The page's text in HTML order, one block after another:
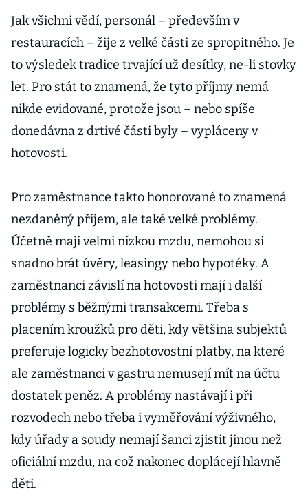
Jak všichni vědí, personál – především v
restauracích – žije z velké části ze spropitného. Je
to výsledek tradice trvající už desítky, ne-li stovky
let. Pro stát to znamená, že tyto příjmy nemá
nikde evidované, protože jsou – nebo spíše
donedávna z drtivé části byly – vypláceny v
hotovosti.
Pro zaměstnance takto honorované to znamená
nezdaněný příjem, ale také velké problémy.
Účetně mají velmi nízkou mzdu, nemohou si
snadno brát úvěry, leasingy nebo hypotéky. A
zaměstnanci závislí na hotovosti mají i další
problémy s běžnými transakcemi. Třeba s
placením kroužků pro děti, kdy většina subjektů
preferuje logicky bezhotovostní platby, na které
ale zaměstnanci v gastru nemusejí mít na účtu
dostatek peněz. A problémy nastávají i při
rozvodech nebo třeba i vyměřování výživného,
kdy úřady a soudy nemají šanci zjistit jinou než
oficiální mzdu, na což nakonec doplácejí hlavně
děti.